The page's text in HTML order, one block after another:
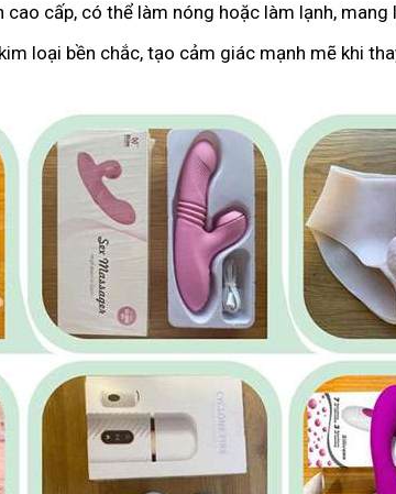
cao cấp, có thể làm nóng hoặc làm lạnh,
loại bền chắc, tạo cảm giác mạnh mẽ khi